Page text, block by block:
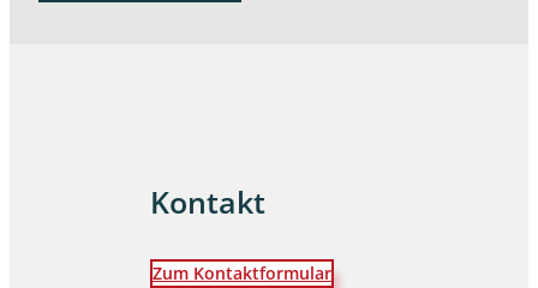
Kontakt
Zum Kontaktformular